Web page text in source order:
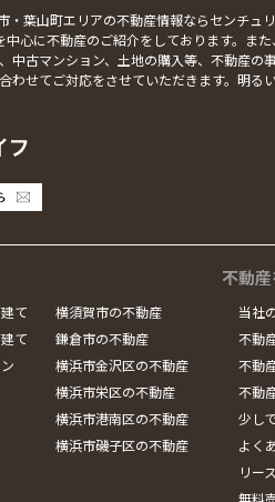
・葉山町エリアの不動産情報ならセンチュ
心に不動産のご紹介をしております。ま
中古マンション、土地の購入等、不動産の
わせてご対応をさせていただきます。明る
て
て
横須賀市の不動産
鎌倉市の不動産
横浜市金沢区の不動産
横浜市栄区の不動産
横浜市港南区の不動産
横浜市磯子区の不動産
不動
当社
不動
不動
不動
少し
よく
リー
無料